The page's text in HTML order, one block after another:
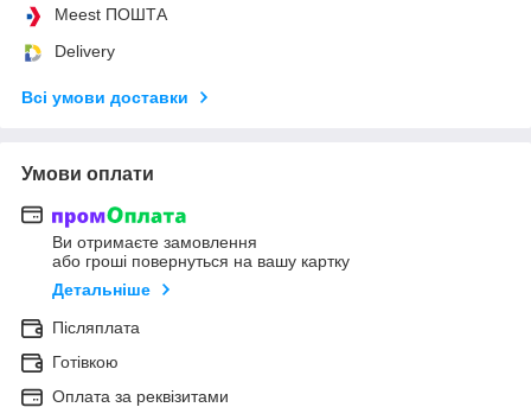
Meest ПОШТА
Delivery
Всі умови доставки
Умови оплати
Ви отримаєте замовлення
або гроші повернуться на вашу картку
Детальніше
Післяплата
Готівкою
Оплата за реквізитами